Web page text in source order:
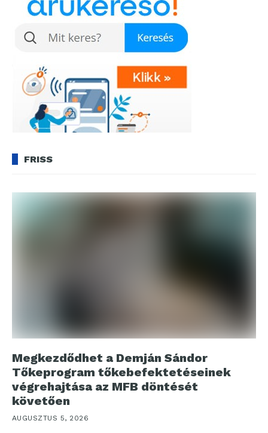
FRISS
Megkezdődhet a Demján Sándor
Tőkeprogram tőkebefektetéseinek
végrehajtása az MFB döntését
követően
AUGUSZTUS 5, 2026